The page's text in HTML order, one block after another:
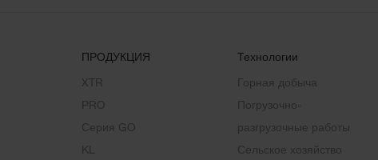
ПРОДУКЦИЯ
XTR
PRO
Серия GO
KL
Технологии
Горная добыча
Погрузочно-
разгрузочные работы
Сельское хозяйство